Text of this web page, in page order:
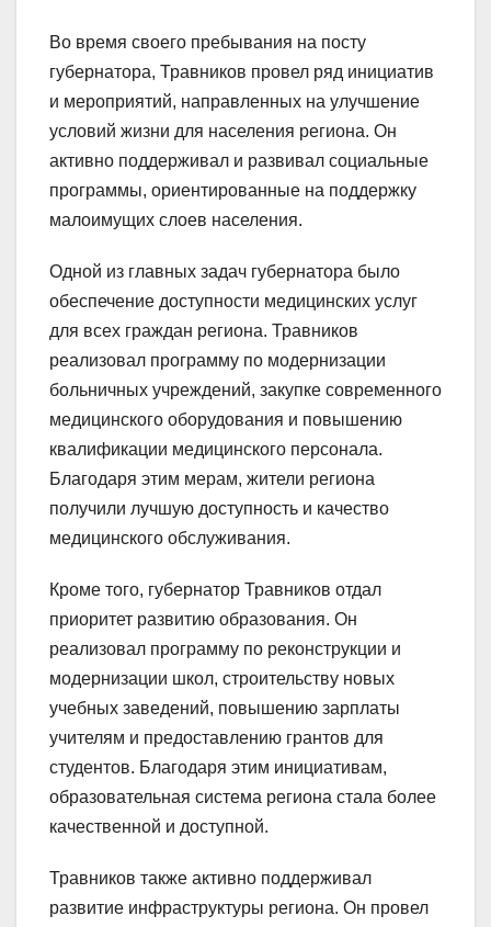
Во время своего пребывания на посту
губернатора, Травников провел ряд инициатив
и мероприятий, направленных на улучшение
условий жизни для населения региона. Он
активно поддерживал и развивал социальные
программы, ориентированные на поддержку
малоимущих слоев населения.
Одной из главных задач губернатора было
обеспечение доступности медицинских услуг
для всех граждан региона. Травников
реализовал программу по модернизации
больничных учреждений, закупке современного
медицинского оборудования и повышению
квалификации медицинского персонала.
Благодаря этим мерам, жители региона
получили лучшую доступность и качество
медицинского обслуживания.
Кроме того, губернатор Травников отдал
приоритет развитию образования. Он
реализовал программу по реконструкции и
модернизации школ, строительству новых
учебных заведений, повышению зарплаты
учителям и предоставлению грантов для
студентов. Благодаря этим инициативам,
образовательная система региона стала более
качественной и доступной.
Травников также активно поддерживал
развитие инфраструктуры региона. Он провел